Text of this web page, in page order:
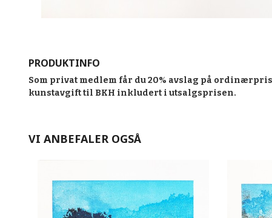
PRODUKTINFO
Som privat medlem får du 20% avslag på
kunstavgift til BKH inkludert i utsalgsprisen.
VI ANBEFALER OGSÅ